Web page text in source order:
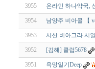
3955 온라인 하나약국,
3954 남양주 비아몰 【
3953 서산 비아그라 시
3952 [김해] 클럽5678
3951 욕망일기Deep